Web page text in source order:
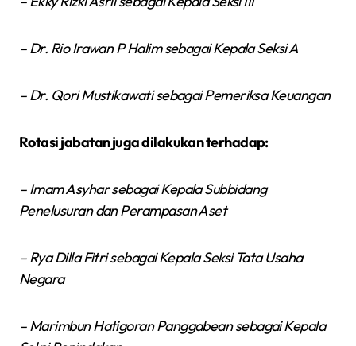
– Dr. Rio Irawan P Halim sebagai Kepala Seksi A
– Dr. Qori Mustikawati sebagai Pemeriksa Keuangan
Rotasi jabatan juga dilakukan terhadap:
– Imam Asyhar sebagai Kepala Subbidang
Penelusuran dan Perampasan Aset
– Rya Dilla Fitri sebagai Kepala Seksi Tata Usaha
Negara
– Marimbun Hatigoran Panggabean sebagai Kepala